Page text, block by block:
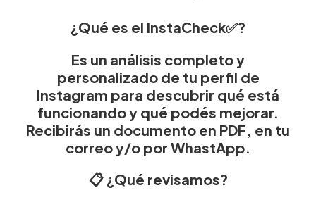
¿Qué es el InstaCheck✅?
Es un análisis completo y
personalizado de tu perfil de
Instagram para descubrir qué está
funcionando y qué podés mejorar.
Recibirás un documento en PDF, en tu
correo y/o por WhastApp.
📋 ¿Qué revisamos?